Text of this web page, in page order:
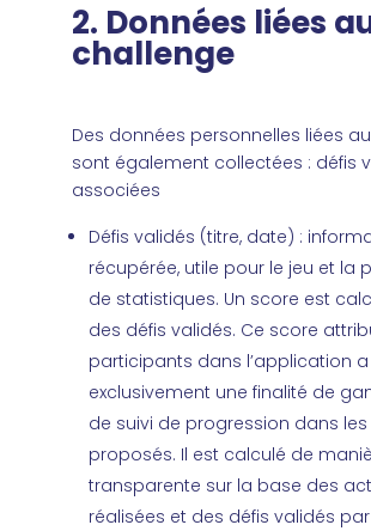
2. Données liées
challenge
Des données personnelles liées
sont également collectées : défis
associées
Défis validés (titre, date) :
récupérée, utile pour le jeu et la
de statistiques. Un score est
des défis validés. Ce score
participants dans l’application a
exclusivement une finalité de
de suivi de progression dans les
proposés. Il est calculé de
transparente sur la base des
réalisées et des défis validés par